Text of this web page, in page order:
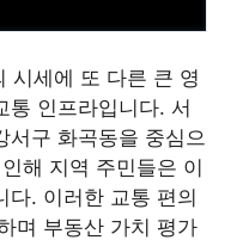
시세에 또 다른 큰 영
통 인프라입니다. 서
서구 화곡동을 중심으
해 지역 주민들은 이
다. 이러한 교통 편의
며 부동산 가치 평가